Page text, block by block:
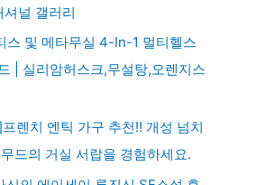
셔널 갤러리
스 및 메타무실 4-In-1 멀티헬스
| 실리암허스크,무설탕,오렌지스
렌치 엔틱 가구 추천!! 개성 넘치
드의 거실 서랍을 경험하세요.